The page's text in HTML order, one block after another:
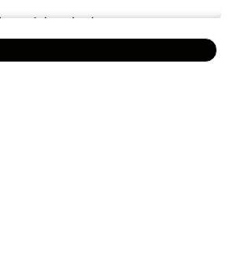
می تونید از طریق لینک زیر این کار رو انجام بدید.